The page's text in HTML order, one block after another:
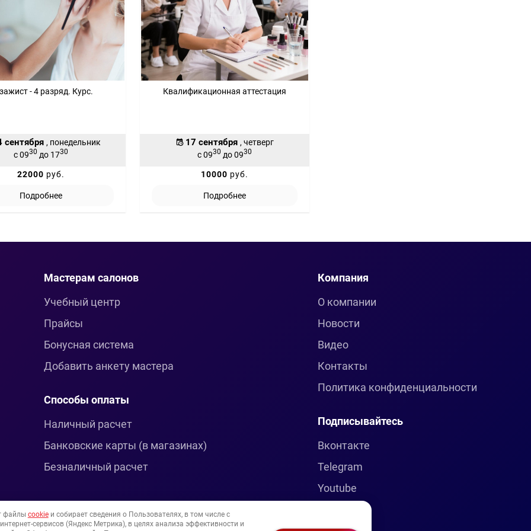
- 4 разряд. Курс.
сентября , понедельник
с 0930 до 1730
22000 руб.
Подробнее
Квалификационная аттестация
17 сентября , четверг
с 0930 до 0930
10000 руб.
Подробнее
Мастерам салонов
Учебный центр
Прайсы
Бонусная система
Добавить анкету мастера
Способы оплаты
Наличный расчет
Банковские карты (в магазинах)
Безналичный расчет
Компания
О компании
Новости
Видео
Контакты
Политика конфиденциальности
Подписывайтесь
Вконтакте
Telegram
Youtube
файлы cookieи собирает сведения о Пользователях, в том числе с
сервисов (Яндекс Метрика), в целях анализа эффективности и